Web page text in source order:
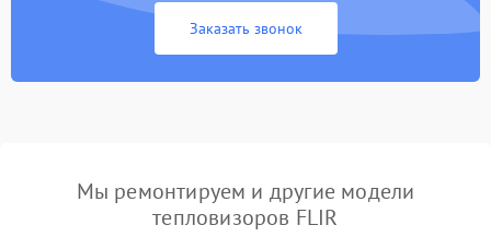
Заказать звонок
Мы ремонтируем и другие модели
тепловизоров FLIR